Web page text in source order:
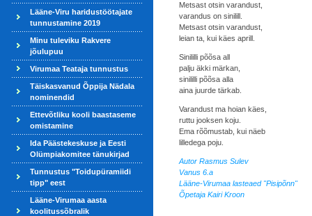
Lääne-Viru haridustöötajate
tunnustamine 2019
Minu tuleviku Rakvere
jõulupuu
Virumaa Teataja tunnustus
Täiskasvanud Õppija Nädala
nominendid
Ettevõtliku kooli baastaseme
omistamine
Ida Päästekeskuse ja Eesti
Olümpiakomitee tänukirjad
Tunnustus "Toidupüramiidi
tipp" eest
Lääne-Virumaa aasta
koolitussõbralik
Metsast otsin varandust,
varandus on sinilill.
Metsast otsin varandust,
leian ta, kui käes aprill.
Sinililli põõsa all
palju äkki märkan,
sinililli põõsa alla
aina juurde tärkab.
Varandust ma hoian käes,
ruttu jooksen koju.
Ema rõõmustab, kui näeb
lilledega poju.
Autor Rasmus Sulev
Vanus 6.a
Lääne-Virumaa lasteaed "Pisipõnn"
Õpetaja Kairi Kroon